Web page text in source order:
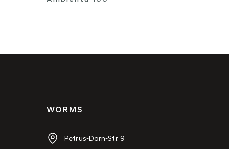
WORMS
Petrus-Dorn-Str. 9